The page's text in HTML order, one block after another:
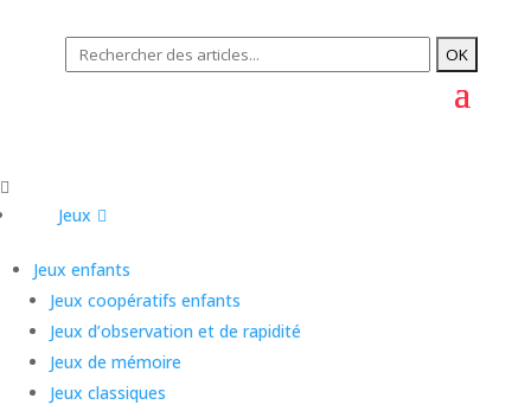
Jeux
Jeux enfants
Jeux coopératifs enfants
Jeux d’observation et de rapidité
Jeux de mémoire
Jeux classiques